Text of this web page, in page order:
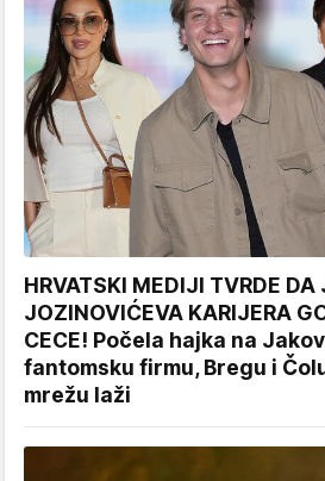
HRVATSKI MEDIJI TVRDE DA
JOZINOVIĆEVA KARIJERA
CECE! Počela hajka na
fantomsku firmu, Bregu i
mrežu laži